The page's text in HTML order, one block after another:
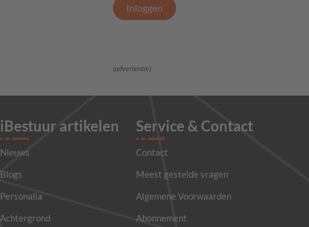
Inloggen
(advertentie)
iBestuur artikelen
Nieuws
Blogs
Personalia
Achtergrond
Service & Contact
Contact
Meest gestelde vragen
Algemene Voorwaarden
Abonnement